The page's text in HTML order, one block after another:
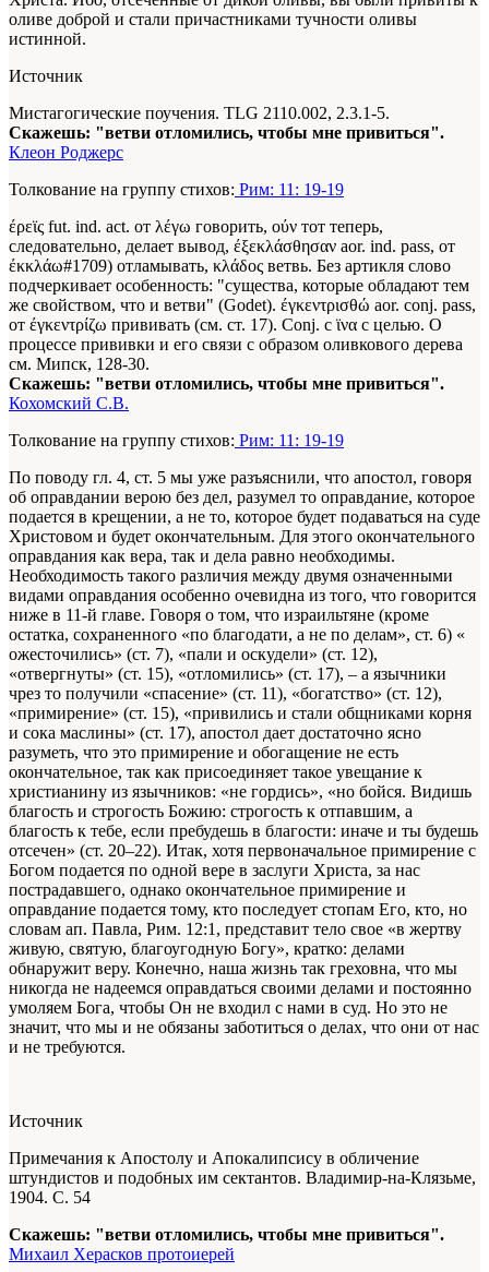
оливе доброй и стали причастниками тучности оливы
истинной.
Источник
Мистагогические поучения. TLG 2110.002, 2.3.1-5.
Скажешь: "ветви отломились, чтобы мне привиться".
Клеон Роджерс
Толкование на группу стихов: Рим: 11: 19-19
έρεϊς fut. ind. act. от λέγω говорить, ούν тот теперь,
следовательно, делает вывод, έξεκλάσθησαν aor. ind. pass, от
έκκλάω#1709) отламывать, κλάδος ветвь. Без артикля слово
подчеркивает особенность: "существа, которые обладают тем
же свойством, что и ветви" (Godet). έγκεντρισθώ aor. conj. pass,
от έγκεντρίζω прививать (см. ст. 17). Conj. с ϊνα с целью. О
процессе прививки и его связи с образом оливкового дерева
см. Мипск, 128-30.
Скажешь: "ветви отломились, чтобы мне привиться".
Кохомский С.В.
Толкование на группу стихов: Рим: 11: 19-19
По поводу гл. 4, ст. 5 мы уже разъяснили, что апостол, говоря
об оправдании верою без дел, разумел то оправдание, которое
подается в крещении, а не то, которое будет подаваться на суде
Христовом и будет окончательным. Для этого окончательного
оправдания как вера, так и дела равно необходимы.
Необходимость такого различия между двумя означенными
видами оправдания особенно очевидна из того, что говорится
ниже в 11-й главе. Говоря о том, что израильтяне (кроме
остатка, сохраненного «по благодати, а не по делам», ст. 6) «
ожесточились» (ст. 7), «пали и оскудели» (ст. 12),
«отвергнуты» (ст. 15), «отломились» (ст. 17), – а язычники
чрез то получили «спасение» (ст. 11), «богатство» (ст. 12),
«примирение» (ст. 15), «привились и стали общниками корня
и сока маслины» (ст. 17), апостол дает достаточно ясно
разуметь, что это примирение и обогащение не есть
окончательное, так как присоединяет такое увещание к
христианину из язычников: «не гордись», «но бойся. Видишь
благость и строгость Божию: строгость к отпавшим, а
благость к тебе, если пребудешь в благости: иначе и ты будешь
отсечен» (ст. 20–22). Итак, хотя первоначальное примирение с
Богом подается по одной вере в заслуги Христа, за нас
пострадавшего, однако окончательное примирение и
оправдание подается тому, кто последует стопам Его, кто, но
словам ап. Павла, Рим. 12:1, представит тело свое «в жертву
живую, святую, благоугодную Богу», кратко: делами
обнаружит веру. Конечно, наша жизнь так греховна, что мы
никогда не надеемся оправдаться своими делами и постоянно
умоляем Бога, чтобы Он не входил с нами в суд. Но это не
значит, что мы и не обязаны заботиться о делах, что они от нас
и не требуются.
Источник
Примечания к Апостолу и Апокалипсису в обличение
штундистов и подобных им сектантов. Владимир-на-Клязьме,
1904. С. 54
Скажешь: "ветви отломились, чтобы мне привиться".
Михаил Херасков протоиерей